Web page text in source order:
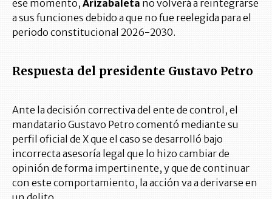
ese momento, Arizabaleta no volverá a reintegrarse
a sus funciones debido a que no fue reelegida para el
periodo constitucional 2026-2030.
Respuesta del presidente Gustavo Petro
Ante la decisión correctiva del ente de control, el
mandatario Gustavo Petro comentó mediante su
perfil oficial de X que el caso se desarrolló bajo
incorrecta asesoría legal que lo hizo cambiar de
opinión de forma impertinente, y que de continuar
con este comportamiento, la acción va a derivarse en